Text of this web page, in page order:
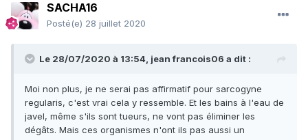
SACHA16
Posté(e) 28 juillet 2020
Le 28/07/2020 à 13:54, jean francois06 a dit :
Moi non plus, je ne serai pas affirmatif pour sarcogyne
regularis, c'est vrai cela y ressemble. Et les bains à l'eau de
javel, même s'ils sont tueurs, ne vont pas éliminer les
dégâts. Mais ces organismes n'ont ils pas aussi un